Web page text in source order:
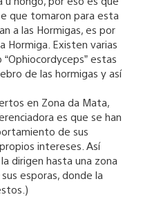
que tomaron para esta
a las Hormigas, es por
Hormiga. Existen varias
estas
de las hormigas y así
en Zona da Mata,
es que se han
de sus
intereses. Así
dirigen hasta una zona
esporas, donde la